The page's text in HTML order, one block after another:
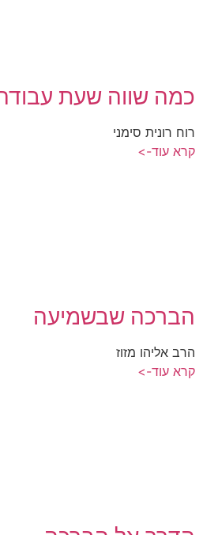
כמה שווה שעת
רוח רונית סימני
קרא עוד->
הברכה שבשמיעה
הרב אליהו מזוז
קרא עוד->